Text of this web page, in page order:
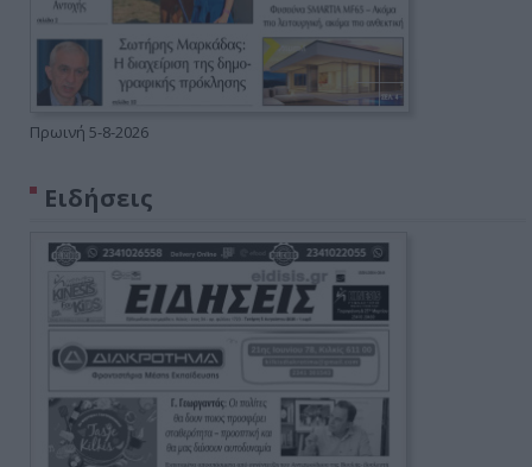
Πρωινή 5-8-2026
Ειδήσεις